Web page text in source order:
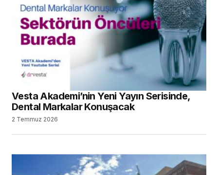
Mitsui Chemicals, Ultradent Products Inc.’ı
Satın Alacağını Açıkladı
29 Haziran 2026
SEARCH
SON YAZILAR
Türk Dental İmplantoloji Sektörünün Güçlü